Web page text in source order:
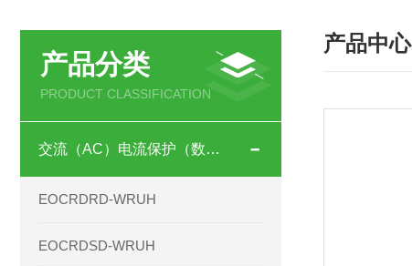
产品分类
PRODUCT CLASSIFICATION
交流（AC）电流保护（数码型）
EOCRDRD-WRUH
EOCRDSD-WRUH
产品中心